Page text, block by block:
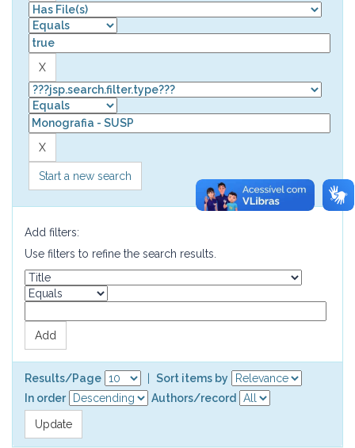
Start a new search
Add filters:
Use filters to refine the search results.
Results/Page
Sort items by
In order
Authors/record